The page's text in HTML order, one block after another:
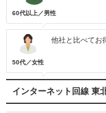
60代以上／男性
50代／女性
他社と比べてお
インターネット回線 東